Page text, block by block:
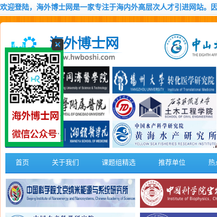
欢迎登陆，海外博士网是一家专注于海内外高层次人才引进网站。
首页 关于我们 课题组精选 推荐单位 热